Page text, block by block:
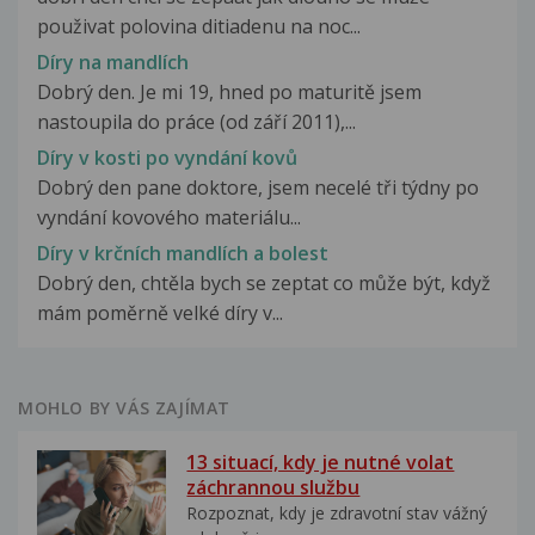
použivat polovina ditiadenu na noc...
Díry na mandlích
Dobrý den. Je mi 19, hned po maturitě jsem
nastoupila do práce (od září 2011),...
Díry v kosti po vyndání kovů
Dobrý den pane doktore, jsem necelé tři týdny po
vyndání kovového materiálu...
Díry v krčních mandlích a bolest
Dobrý den, chtěla bych se zeptat co může být, když
mám poměrně velké díry v...
MOHLO BY VÁS ZAJÍMAT
13 situací, kdy je nutné volat
záchrannou službu
Rozpoznat, kdy je zdravotní stav vážný